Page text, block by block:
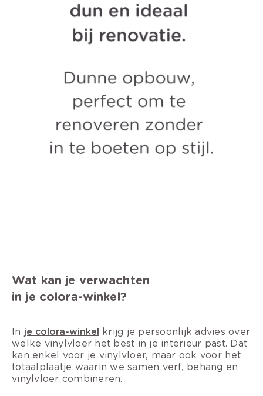
Wat kan je verwachten
in je colora-winkel?
In je colora-winkel krijg je persoonlijk advies over
welke vinylvloer het best in je interieur past. Dat
kan enkel voor je vinylvloer, maar ook voor het
totaalplaatje waarin we samen verf, behang en
vinylvloer combineren.